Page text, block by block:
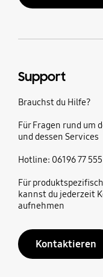
Support
Brauchst du Hilfe?
Für Fragen rund um
und dessen Services
Hotline: 06196 77 555
Für
kannst du jederzeit
aufnehmen
Kontaktieren